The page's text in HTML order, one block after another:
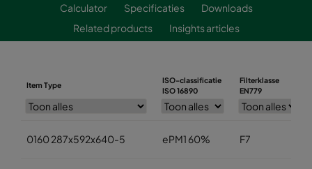
Calculator Specificaties
Downloads
Related products
Insights articles
Item Type
ISO-classificatie
ISO 16890
Filterklasse
EN779
0160 287x592x640-5 ePM1 60% F7